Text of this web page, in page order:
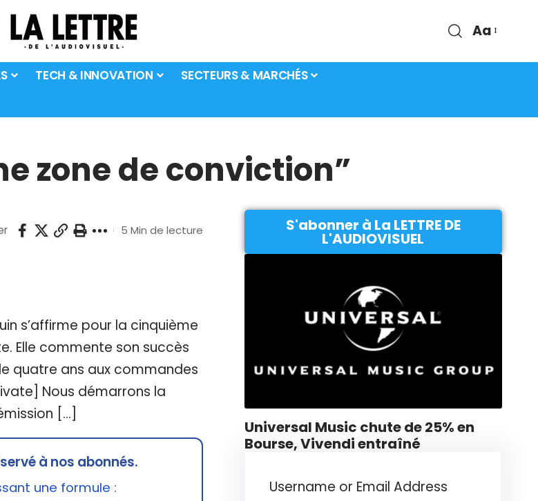
Aa
TECH & INNOVATION
SECTEURS & MARCHÉS
zone de conviction”
5 Min de lecture
s’affirme pour la cinquième
Elle commente son succès
quatre ans aux commandes
Nous démarrons la
[…]
à nos abonnés.
une formule :
S'abonner à La LETTRE DE
L'AUDIOVISUEL
Universal Music chute de 25% en
Bourse, Vivendi entraîné
Username or Email Address